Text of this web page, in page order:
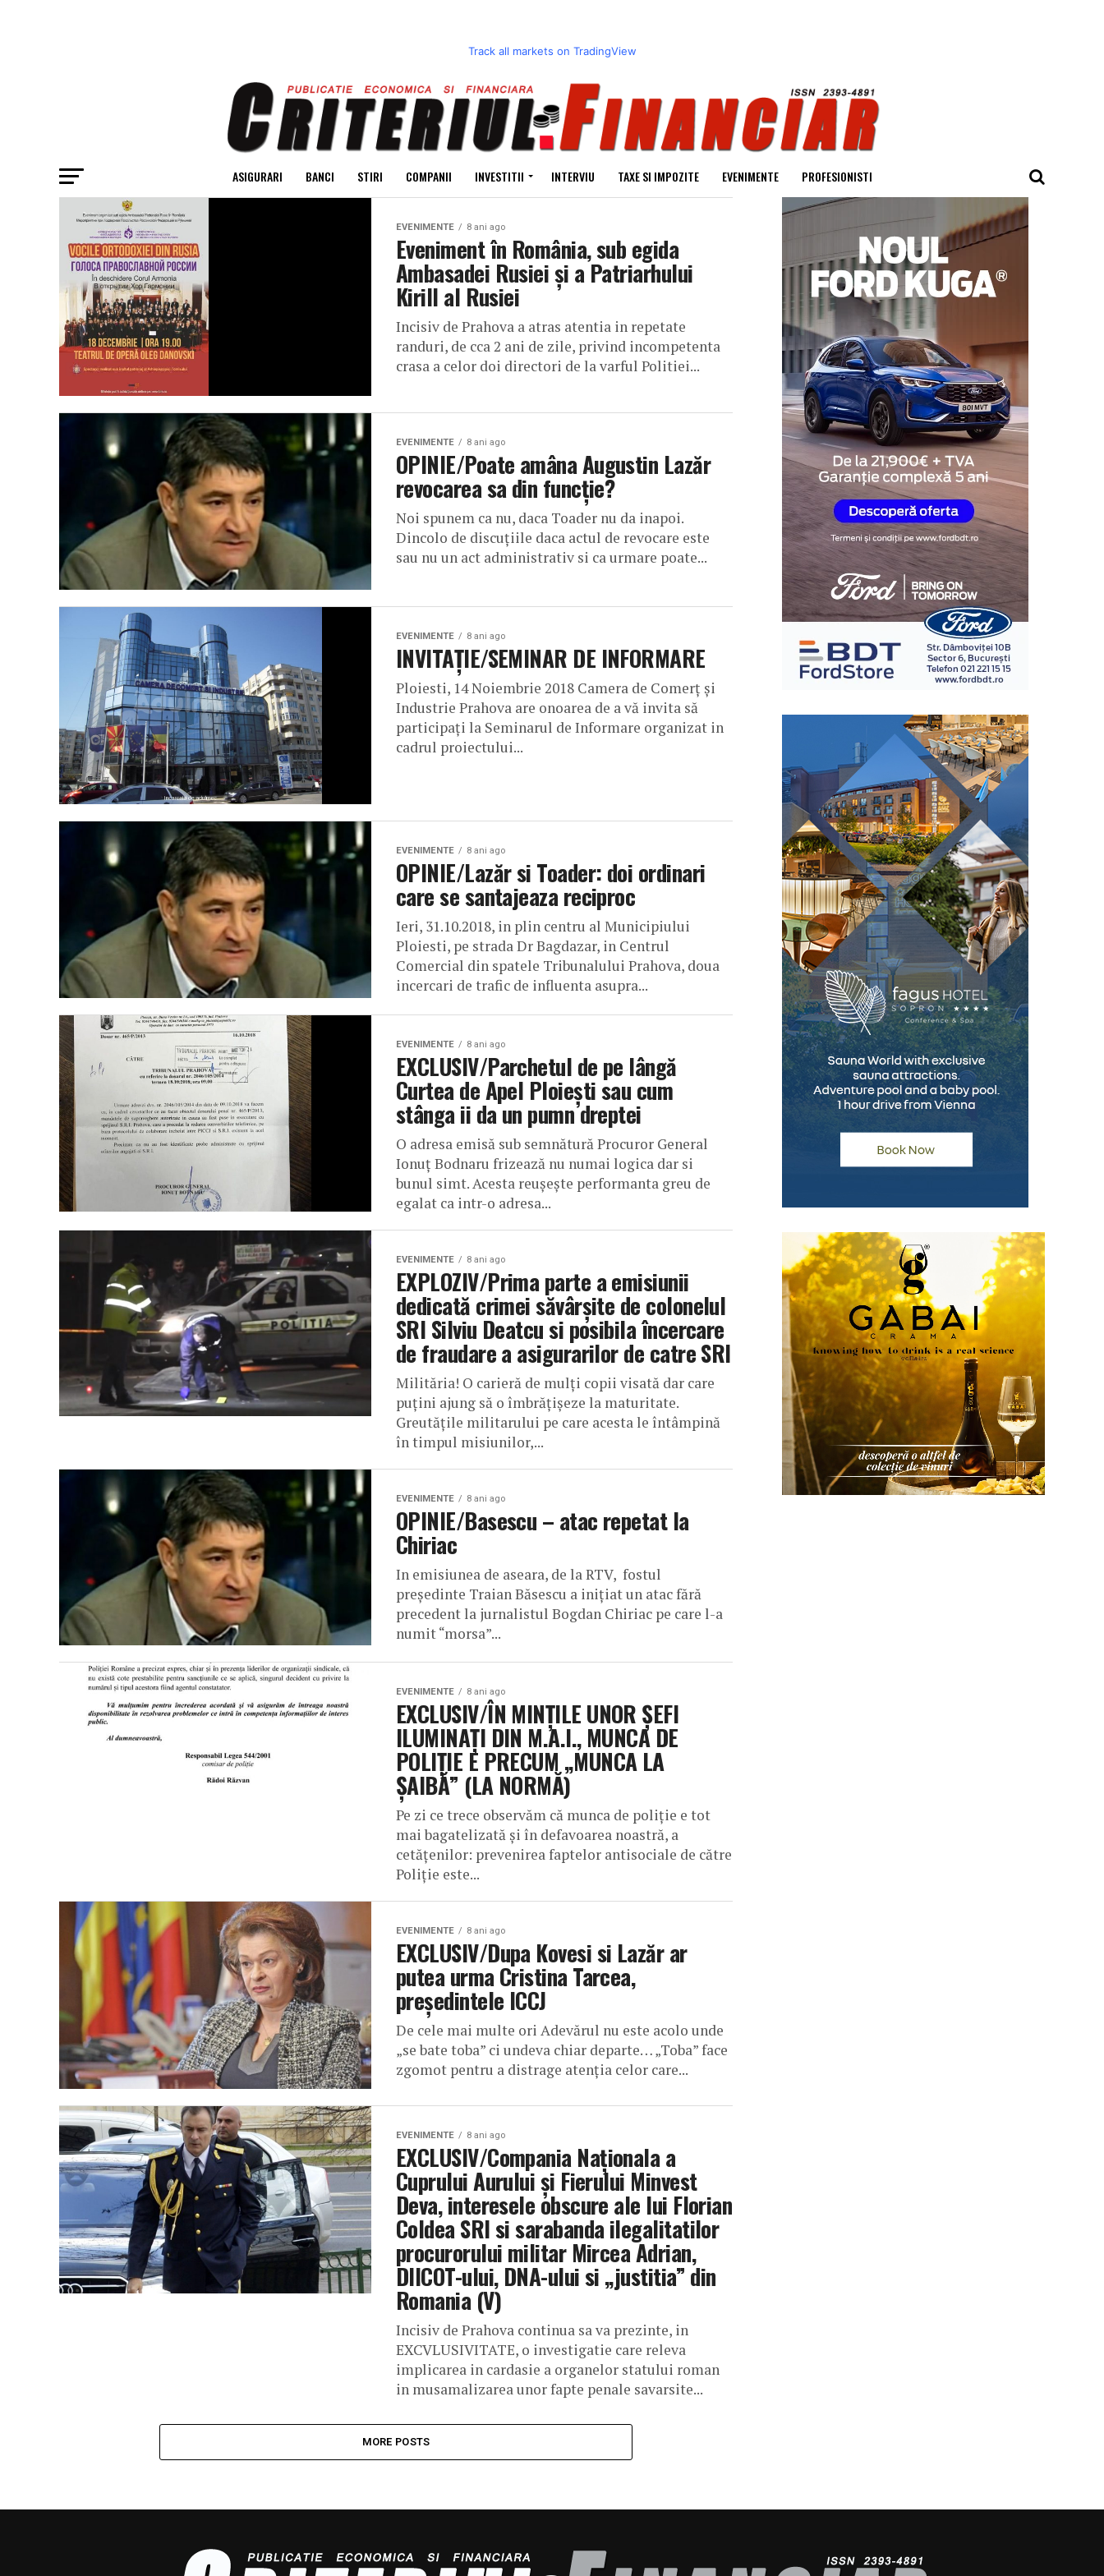
Track all markets on TradingView
ASIGURARI BANCI STIRI COMPANII INVESTITII INTERVIU TAXE SI IMPOZITE EVENIMENTE PROFESIONISTI
EVENIMENTE 8 ani ago
Eveniment în România, sub egida
Ambasadei Rusiei şi a Patriarhului
Kirill al Rusiei
Incisiv de Prahova a atras atentia in repetate
randuri, de cca 2 ani de zile, privind incompetenta
crasa a celor doi directori de la varful Politiei...
EVENIMENTE 8 ani ago
OPINIE/Poate amâna Augustin Lazăr
revocarea sa din funcție?
Noi spunem ca nu, daca Toader nu da inapoi.
Dincolo de discuțiile daca actul de revocare este
sau nu un act administrativ si ca urmare poate...
EVENIMENTE 8 ani ago
INVITAŢIE/SEMINAR DE INFORMARE
Ploiesti, 14 Noiembrie 2018 Camera de Comerţ şi
Industrie Prahova are onoarea de a vă invita să
participaţi la Seminarul de Informare organizat in
cadrul proiectului...
EVENIMENTE 8 ani ago
OPINIE/Lazăr si Toader: doi ordinari
care se santajeaza reciproc
Ieri, 31.10.2018, in plin centru al Municipiului
Ploiesti, pe strada Dr Bagdazar, in Centrul
Comercial din spatele Tribunalului Prahova, doua
incercari de trafic de influenta asupra...
EVENIMENTE 8 ani ago
EXCLUSIV/Parchetul de pe lângă
Curtea de Apel Ploiești sau cum
stânga ii da un pumn dreptei
O adresa emisă sub semnătură Procuror General
Ionuț Bodnaru frizează nu numai logica dar si
bunul simt. Acesta reușește performanta greu de
egalat ca intr-o adresa...
EVENIMENTE 8 ani ago
EXPLOZIV/Prima parte a emisiunii
dedicată crimei săvârșite de colonelul
SRI Silviu Deatcu si posibila încercare
de fraudare a asigurarilor de catre SRI
Milităria! O carieră de mulți copii visată dar care
puțini ajung să o îmbrățișeze la maturitate.
Greutățile militarului pe care acesta le întâmpină
în timpul misiunilor,...
EVENIMENTE 8 ani ago
OPINIE/Basescu – atac repetat la
Chiriac
In emisiunea de aseara, de la RTV, fostul
președinte Traian Băsescu a inițiat un atac fără
precedent la jurnalistul Bogdan Chiriac pe care l-a
numit “morsa”...
EVENIMENTE 8 ani ago
EXCLUSIV/ÎN MINȚILE UNOR ȘEFI
ILUMINAȚI DIN M.A.I., MUNCA DE
POLIȚIE E PRECUM „MUNCA LA
ȘAIBĂ” (LA NORMĂ)
Pe zi ce trece observăm că munca de poliție e tot
mai bagatelizată și în defavoarea noastră, a
cetățenilor: prevenirea faptelor antisociale de către
Poliție este...
EVENIMENTE 8 ani ago
EXCLUSIV/Dupa Kovesi si Lazăr ar
putea urma Cristina Tarcea,
președintele ICCJ
De cele mai multe ori Adevărul nu este acolo unde
„se bate toba” ci undeva chiar departe… „Toba” face
zgomot pentru a distrage atenția celor care...
EVENIMENTE 8 ani ago
EXCLUSIV/Compania Naționala a
Cuprului Aurului și Fierului Minvest
Deva, interesele obscure ale lui Florian
Coldea SRI si sarabanda ilegalitatilor
procurorului militar Mircea Adrian,
DIICOT-ului, DNA-ului si „justitia” din
Romania (V)
Incisiv de Prahova continua sa va prezinte, in
EXCVLUSIVITATE, o investigatie care releva
implicarea in cardasie a organelor statului roman
in musamalizarea unor fapte penale savarsite...
MORE POSTS